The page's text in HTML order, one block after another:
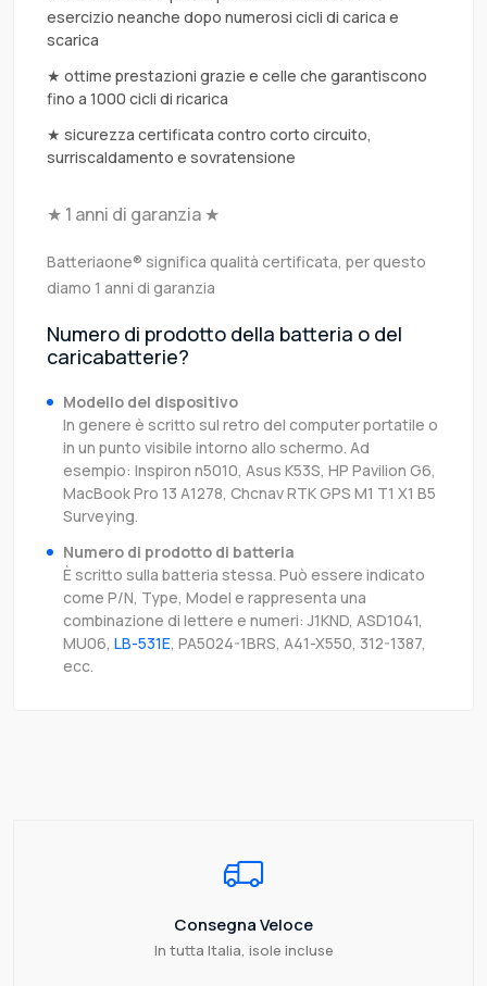
esercizio neanche dopo numerosi cicli di carica e
scarica
★ ottime prestazioni grazie e celle che garantiscono
fino a 1000 cicli di ricarica
★ sicurezza certificata contro corto circuito,
surriscaldamento e sovratensione
★ 1 anni di garanzia ★
Batteriaone® significa qualità certificata, per questo
diamo 1 anni di garanzia
Numero di prodotto della batteria o del
caricabatterie?
Modello del dispositivo
In genere è scritto sul retro del computer portatile o
in un punto visibile intorno allo schermo. Ad
esempio: Inspiron n5010, Asus K53S, HP Pavilion G6,
MacBook Pro 13 A1278, Chcnav RTK GPS M1 T1 X1 B5
Surveying.
Numero di prodotto di batteria
È scritto sulla batteria stessa. Può essere indicato
come P/N, Type, Model e rappresenta una
combinazione di lettere e numeri: J1KND, ASD1041,
MU06, LB-531E, PA5024-1BRS, A41-X550, 312-1387,
ecc.
Consegna Veloce
In tutta Italia, isole incluse